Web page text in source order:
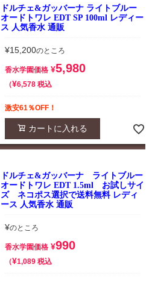
ドルチェ&ガッバーナ ライトブルー
オードトワレ EDT SP 100ml レディー
ス 人気香水 通販
¥15,200のところ
香水学園価格 ¥5,980
¥6,578 税込
激安61％OFF！
カートに入れる
ドルチェ&ガッバーナ ライトブルー
オードトワレ EDT 1.5ml お試しサイ
ズ ネコポス選択で送料無料 レディ
ース 人気香水 通販
¥のところ
香水学園価格 ¥990
¥1,089 税込